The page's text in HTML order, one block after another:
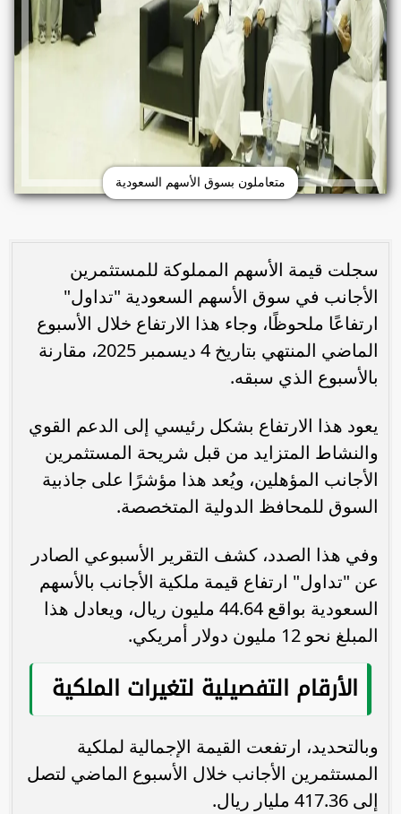
متعاملون بسوق الأسهم السعودية
سجلت قيمة الأسهم المملوكة للمستثمرين
الأجانب في سوق الأسهم السعودية "تداول"
ارتفاعًا ملحوظًا، وجاء هذا الارتفاع خلال الأسبوع
الماضي المنتهي بتاريخ 4 ديسمبر 2025، مقارنة
بالأسبوع الذي سبقه.
يعود هذا الارتفاع بشكل رئيسي إلى الدعم القوي
والنشاط المتزايد من قبل شريحة المستثمرين
الأجانب المؤهلين، ويُعد هذا مؤشرًا على جاذبية
السوق للمحافظ الدولية المتخصصة.
وفي هذا الصدد، كشف التقرير الأسبوعي الصادر
عن "تداول" ارتفاع قيمة ملكية الأجانب بالأسهم
السعودية بواقع 44.64 مليون ريال، ويعادل هذا
المبلغ نحو 12 مليون دولار أمريكي.
الأرقام التفصيلية لتغيرات الملكية
وبالتحديد، ارتفعت القيمة الإجمالية لملكية
المستثمرين الأجانب خلال الأسبوع الماضي لتصل
إلى 417.36 مليار ريال.